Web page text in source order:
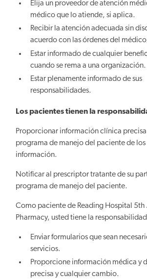
Elija un proveedor de atención
médico que lo atiende, si aplica.
Recibir la atención adecuada sin
acuerdo con las órdenes del
Estar informado de cualquier
cuando se rema a una organización.
Estar plenamente informado de sus
responsabilidades.
Los pacientes tienen la
Proporcionar información clínica precisa
programa de manejo del paciente de los
información.
Notificar al prescriptor tratante de su
programa de manejo del paciente.
Como paciente de Reading Hospital 5th
Pharmacy, usted tiene la
Enviar formularios que sean
servicios.
Proporcione información médica y
precisa y cualquier cambio.